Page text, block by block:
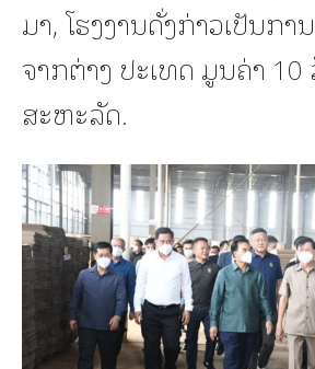
ມາ, ໂຮງງານດັ່ງກ່າວເປັນກ
ຈາກຕ່າງ ປະເທດ ມູນຄ່າ 10
ສະຫະລັດ.